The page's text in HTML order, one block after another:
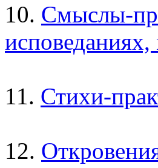
10. Смыслы-
11. Стихи-
12.